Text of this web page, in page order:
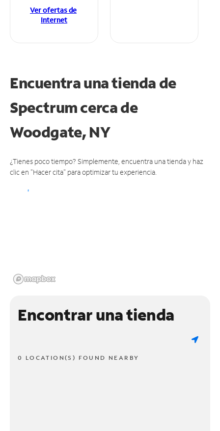
Ver ofertas de
Internet
Encuentra una tienda de
Spectrumcerca de
Woodgate, NY
¿Tienes poco tiempo? Simplemente, encuentra una tienda y haz
clic en "Hacer cita" para optimizar tu experiencia.
Encontrar una tienda
0 LOCATION(S) FOUND NEARBY